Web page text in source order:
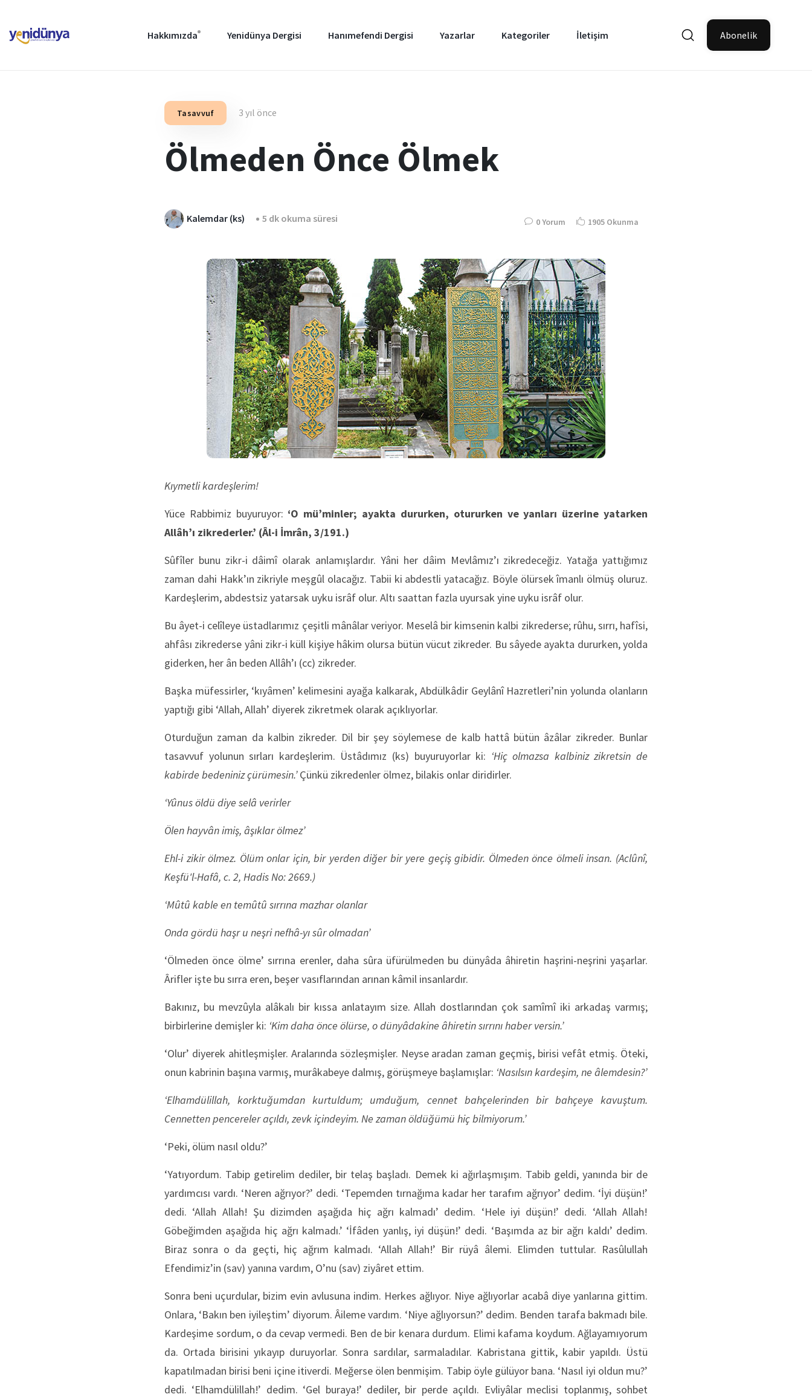
Hakkımızda Yenidünya Dergisi Hanımefendi Dergisi Yazarlar Kategoriler İletişim Abonelik
Tasavvuf 3 yıl önce
Ölmeden Önce Ölmek
Kalemdar (ks) 5 dk okuma süresi 0 Yorum 1905 Okunma
Kıymetli kardeşlerim!
Yüce Rabbimiz buyuruyor: ‘O mü’minler; ayakta dururken, otururken ve yanları üzerine yatarken
Allâh’ı zikrederler.’ (Âl-i İmrân, 3/191.)
Sûfîler bunu zikr-i dâimî olarak anlamışlardır. Yâni her dâim Mevlâmız’ı zikredeceğiz. Yatağa yattığımız
zaman dahi Hakk’ın zikriyle meşgûl olacağız. Tabii ki abdestli yatacağız. Böyle ölürsek îmanlı ölmüş oluruz.
Kardeşlerim, abdestsiz yatarsak uyku isrâf olur. Altı saattan fazla uyursak yine uyku isrâf olur.
Bu âyet-i celîleye üstadlarımız çeşitli mânâlar veriyor. Meselâ bir kimsenin kalbi zikrederse; rûhu, sırrı, hafîsi,
ahfâsı zikrederse yâni zikr-i küll kişiye hâkim olursa bütün vücut zikreder. Bu sâyede ayakta dururken, yolda
giderken, her ân beden Allâh’ı (cc) zikreder.
Başka müfessirler, ‘kıyâmen’ kelimesini ayağa kalkarak, Abdülkâdir Geylânî Hazretleri’nin yolunda olanların
yaptığı gibi ‘Allah, Allah’ diyerek zikretmek olarak açıklıyorlar.
Oturduğun zaman da kalbin zikreder. Dil bir şey söylemese de kalb hattâ bütün âzâlar zikreder. Bunlar
tasavvuf yolunun sırları kardeşlerim. Üstâdımız (ks) buyuruyorlar ki: ‘Hiç olmazsa kalbiniz zikretsin de
kabirde bedeniniz çürümesin.’Çünkü zikredenler ölmez, bilakis onlar diridirler.
‘Yûnus öldü diye selâ verirler
Ölen hayvân imiş, âşıklar ölmez’
Ehl-i zikir ölmez. Ölüm onlar için, bir yerden diğer bir yere geçiş gibidir. Ölmeden önce ölmeli insan. (Aclûnî,
Keşfü'l-Hafâ, c. 2, Hadis No: 2669.)
‘Mûtû kable en temûtû sırrına mazhar olanlar
Onda gördü haşr u neşri nefhâ-yı sûr olmadan’
‘Ölmeden önce ölme’ sırrına erenler, daha sûra üfürülmeden bu dünyâda âhiretin haşrini-neşrini yaşarlar.
Ârifler işte bu sırra eren, beşer vasıflarından arınan kâmil insanlardır.
Bakınız, bu mevzûyla alâkalı bir kıssa anlatayım size. Allah dostlarından çok samîmî iki arkadaş varmış;
birbirlerine demişler ki: ‘Kim daha önce ölürse, o dünyâdakine âhiretin sırrını haber versin.’
‘Olur’ diyerek ahitleşmişler. Aralarında sözleşmişler. Neyse aradan zaman geçmiş, birisi vefât etmiş. Öteki,
onun kabrinin başına varmış, murâkabeye dalmış, görüşmeye başlamışlar: ‘Nasılsın kardeşim, ne âlemdesin?’
‘Elhamdülillah, korktuğumdan kurtuldum; umduğum, cennet bahçelerinden bir bahçeye kavuştum.
Cennetten pencereler açıldı, zevk içindeyim. Ne zaman öldüğümü hiç bilmiyorum.’
‘Peki, ölüm nasıl oldu?’
‘Yatıyordum. Tabip getirelim dediler, bir telaş başladı. Demek ki ağırlaşmışım. Tabib geldi, yanında bir de
yardımcısı vardı. ‘Neren ağrıyor?’ dedi. ‘Tepemden tırnağıma kadar her tarafım ağrıyor’ dedim. ‘İyi düşün!’
dedi. ‘Allah Allah! Şu dizimden aşağıda hiç ağrı kalmadı’ dedim. ‘Hele iyi düşün!’ dedi. ‘Allah Allah!
Göbeğimden aşağıda hiç ağrı kalmadı.’ ‘İfâden yanlış, iyi düşün!’ dedi. ‘Başımda az bir ağrı kaldı’ dedim.
Biraz sonra o da geçti, hiç ağrım kalmadı. ‘Allah Allah!’ Bir rüyâ âlemi. Elimden tuttular. Rasûlullah
Efendimiz’in (sav) yanına vardım, O’nu (sav) ziyâret ettim.
Sonra beni uçurdular, bizim evin avlusuna indim. Herkes ağlıyor. Niye ağlıyorlar acabâ diye yanlarına gittim.
Onlara, ‘Bakın ben iyileştim’ diyorum. Âileme vardım. ‘Niye ağlıyorsun?’ dedim. Benden tarafa bakmadı bile.
Kardeşime sordum, o da cevap vermedi. Ben de bir kenara durdum. Elimi kafama koydum. Ağlayamıyorum
da. Ortada birisini yıkayıp duruyorlar. Sonra sardılar, sarmaladılar. Kabristana gittik, kabir yapıldı. Üstü
kapatılmadan birisi beni içine itiverdi. Meğerse ölen benmişim. Tabip öyle gülüyor bana. ‘Nasıl iyi oldun mu?’
dedi. ‘Elhamdülillah!’ dedim. ‘Gel buraya!’ dediler, bir perde açıldı. Evliyâlar meclisi toplanmış, sohbet